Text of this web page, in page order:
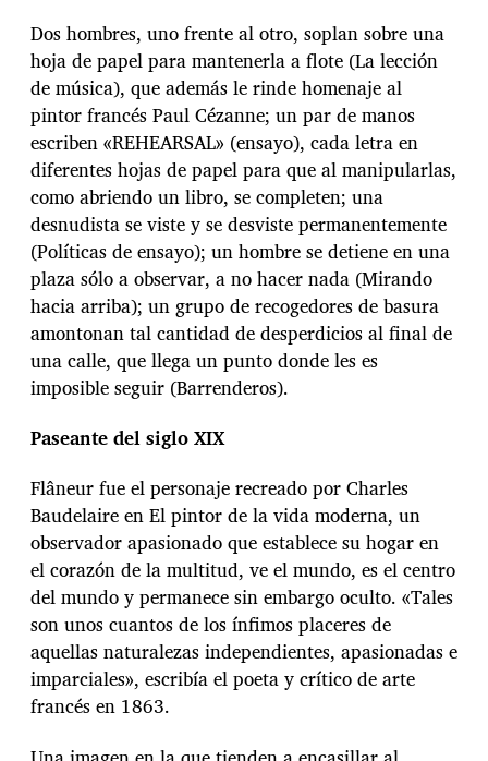
Dos hombres, uno frente al otro, soplan sobre una
hoja de papel para mantenerla a flote (La lección
de música), que además le rinde homenaje al
pintor francés Paul Cézanne; un par de manos
escriben «REHEARSAL» (ensayo), cada letra en
diferentes hojas de papel para que al manipularlas,
como abriendo un libro, se completen; una
desnudista se viste y se desviste permanentemente
(Políticas de ensayo); un hombre se detiene en una
plaza sólo a observar, a no hacer nada (Mirando
hacia arriba); un grupo de recogedores de basura
amontonan tal cantidad de desperdicios al final de
una calle, que llega un punto donde les es
imposible seguir (Barrenderos).
Paseante del siglo XIX
Flâneur fue el personaje recreado por Charles
Baudelaire en El pintor de la vida moderna, un
observador apasionado que establece su hogar en
el corazón de la multitud, ve el mundo, es el centro
del mundo y permanece sin embargo oculto. «Tales
son unos cuantos de los ínfimos placeres de
aquellas naturalezas independientes, apasionadas e
imparciales», escribía el poeta y crítico de arte
francés en 1863.